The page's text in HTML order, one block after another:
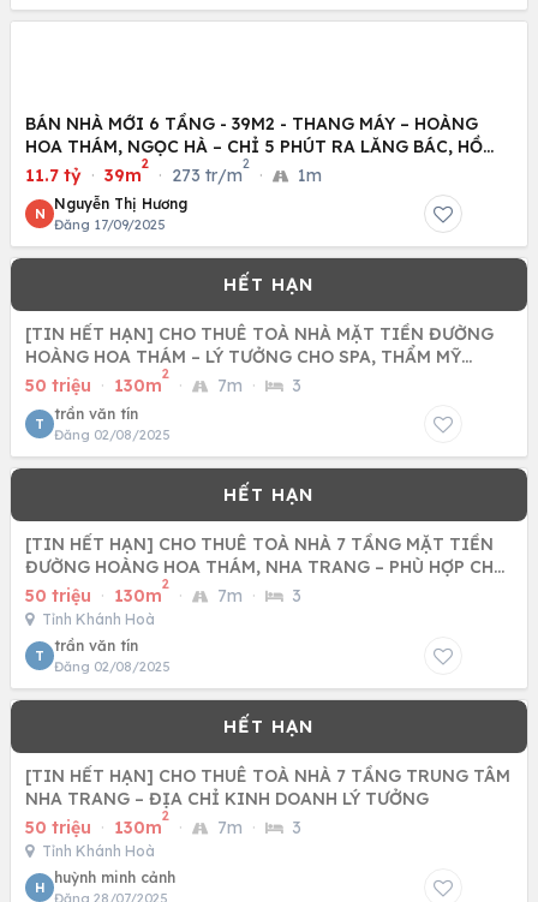
BÁN NHÀ MỚI 6 TẦNG - 39M2 - THANG MÁY – HOÀNG
HOA THÁM, NGỌC HÀ – CHỈ 5 PHÚT RA LĂNG BÁC, HỒ
TÂY -
11.7 tỷ · 39m
2
· 273 tr/m
2
· 1m
N
Nguyễn Thị Hương
Đăng 17/09/2025
[TIN HẾT HẠN] CHO THUÊ TOÀ NHÀ MẶT TIỀN ĐƯỜNG
HOÀNG HOA THÁM – LÝ TƯỞNG CHO SPA, THẨM MỸ
VIỆN, NGÂN HÀNG
50 triệu · 130m
2
· 7m · 3
T
trần văn tín
Đăng 02/08/2025
[TIN HẾT HẠN] CHO THUÊ TOÀ NHÀ 7 TẦNG MẶT TIỀN
ĐƯỜNG HOÀNG HOA THÁM, NHA TRANG – PHÙ HỢP CHO
MỌI LOẠI HÌNH KINH
50 triệu · 130m
2
· 7m · 3
Tỉnh Khánh Hoà
T
trần văn tín
Đăng 02/08/2025
[TIN HẾT HẠN] CHO THUÊ TOÀ NHÀ 7 TẦNG TRUNG TÂM
NHA TRANG – ĐỊA CHỈ KINH DOANH LÝ TƯỞNG
50 triệu · 130m
2
· 7m · 3
Tỉnh Khánh Hoà
H
huỳnh minh cảnh
Đăng 28/07/2025